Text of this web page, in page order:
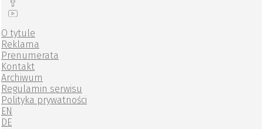
O tytule
Reklama
Prenumerata
Kontakt
Archiwum
Regulamin serwisu
Polityka prywatności
EN
DE